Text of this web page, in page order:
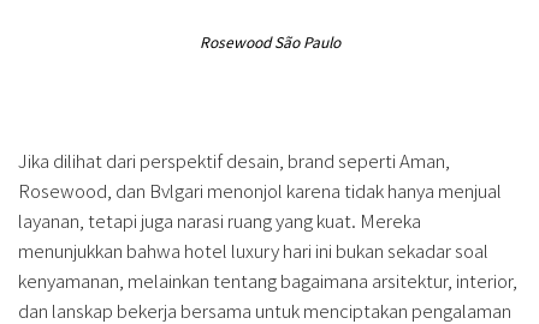
Rosewood São Paulo
Jika dilihat dari perspektif desain, brand seperti Aman,
Rosewood, dan Bvlgari menonjol karena tidak hanya menjual
layanan, tetapi juga narasi ruang yang kuat. Mereka
menunjukkan bahwa hotel luxury hari ini bukan sekadar soal
kenyamanan, melainkan tentang bagaimana arsitektur, interior,
dan lanskap bekerja bersama untuk menciptakan pengalaman